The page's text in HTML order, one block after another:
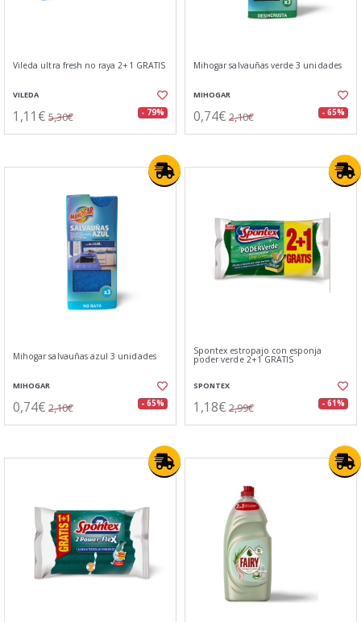
Vileda ultra fresh no raya 2+1 GRATIS
VILEDA
1,11€ 5,30€ - 79%
Mihogar salvauñas verde 3 unidades
MIHOGAR
0,74€ 2,10€ - 65%
Mihogar salvauñas azul 3 unidades
MIHOGAR
0,74€ 2,10€ - 65%
Spontex estropajo con esponja
poder verde 2+1 GRATIS
SPONTEX
1,18€ 2,99€ - 61%